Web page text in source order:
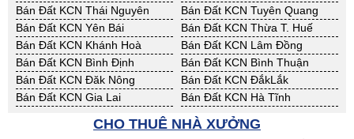
Bán Đất KCN Thái Nguyên
Bán Đất KCN Tuyên Quang
Bán Đất KCN Yên Bái
Bán Đất KCN Thừa T. Huế
Bán Đất KCN Khánh Hoà
Bán Đất KCN Lâm Đồng
Bán Đất KCN Bình Định
Bán Đất KCN Bình Thuận
Bán Đất KCN Đăk Nông
Bán Đất KCN ĐắkLắk
Bán Đất KCN Gia Lai
Bán Đất KCN Hà Tĩnh
Bán Đất KCN Nghệ An
Bán Đất KCN Ninh Thuận
Bán Đất KCN Phú Yên
CHO THUÊ NHÀ XƯỞNG